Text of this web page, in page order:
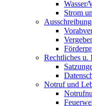
Wasser/
Strom
Rechtliches u.
Notruf und